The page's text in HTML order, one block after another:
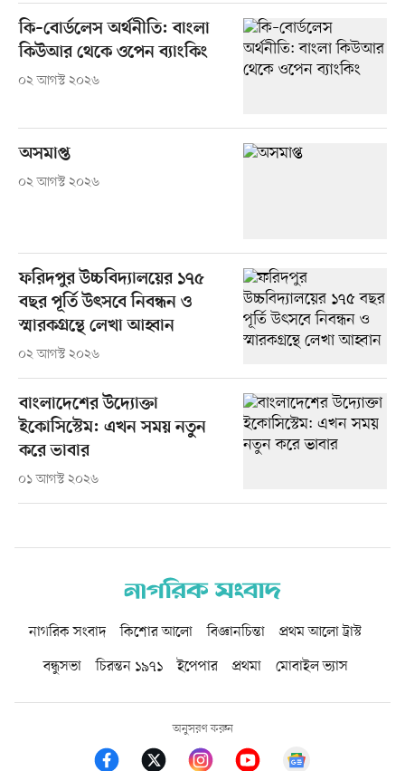
কি–বোর্ডলেস অর্থনীতি: বাংলা
কিউআর থেকে ওপেন ব্যাংকিং
০২ আগস্ট ২০২৬
অসমাপ্ত
০২ আগস্ট ২০২৬
ফরিদপুর উচ্চবিদ্যালয়ের ১৭৫
বছর পূর্তি উৎসবে নিবন্ধন ও
স্মারকগ্রন্থে লেখা আহ্বান
০২ আগস্ট ২০২৬
বাংলাদেশের উদ্যোক্তা
ইকোসিস্টেম: এখন সময় নতুন
করে ভাবার
০১ আগস্ট ২০২৬
নাগরিক সংবাদ কিশোর আলো বিজ্ঞানচিন্তা
প্রথম আলো ট্রাস্ট
বন্ধুসভা
চিরন্তন ১৯৭১ ইপেপার প্রথমা মোবাইল ভ্যাস
অনুসরণ করুন